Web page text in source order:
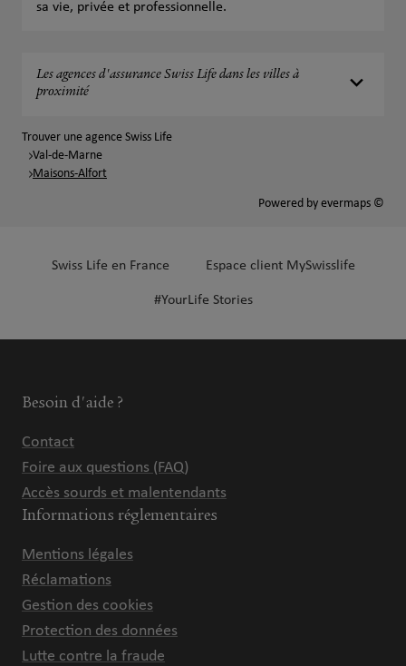
sa vie, privée et professionnelle.
Les agences d'assurance Swiss Life dans les villes à
proximité
Trouver une agence Swiss Life
Val-de-Marne
Maisons-Alfort
Powered by evermaps ©
Swiss Life en France Espace client MySwisslife
#YourLife Stories
Besoin d'aide ?
Contact
Foire aux questions (FAQ)
Accès sourds et malentendants
Informations réglementaires
Mentions légales
Réclamations
Gestion des cookies
Protection des données
Lutte contre la fraude